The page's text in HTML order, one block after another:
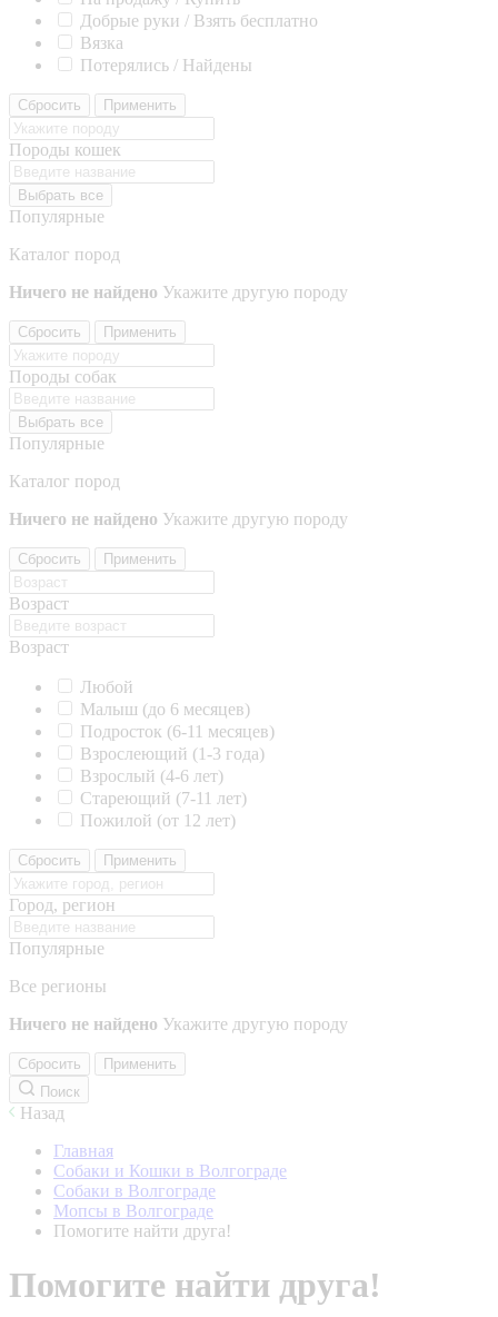
Добрые руки / Взять бесплатно
Вязка
Потерялись / Найдены
Сбросить Применить
Породы кошек
Выбрать все
Популярные
Каталог пород
Ничего не найдено Укажите другую породу
Сбросить Применить
Породы собак
Выбрать все
Популярные
Каталог пород
Ничего не найдено Укажите другую породу
Сбросить Применить
Возраст
Возраст
Любой
Малыш (до 6 месяцев)
Подросток (6-11 месяцев)
Взрослеющий (1-3 года)
Взрослый (4-6 лет)
Стареющий (7-11 лет)
Пожилой (от 12 лет)
Сбросить Применить
Город, регион
Популярные
Все регионы
Ничего не найдено Укажите другую породу
Сбросить
Применить
Поиск
Назад
Главная
Собаки и Кошки в Волгограде
Собаки в Волгограде
Мопсы в Волгограде
Помогите найти друга!
Помогите найти друга!